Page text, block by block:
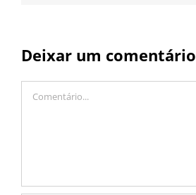
Deixar um comentário